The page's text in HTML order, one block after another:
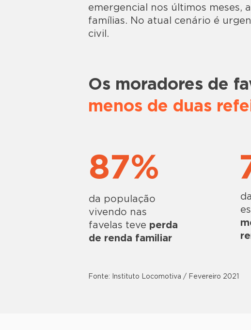
emergencial nos últimos meses,
famílias. No atual cenário é
civil.
Os moradores de
menos de duas
87%
da população
vivendo nas
favelas teve perda
de renda familiar
Fonte: Instituto Locomotiva / Fevereiro 2021